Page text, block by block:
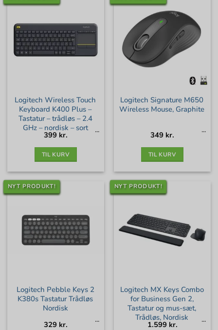
Logitech Wireless Touch
Keyboard K400 Plus –
Tastatur – trådløs – 2.4
GHz – nordisk – sort
399 kr.
TIL KURV
Logitech Signature M650
Wireless Mouse, Graphite
349 kr.
TIL KURV
NYT PRODUKT!
Logitech Pebble Keys 2
K380s Tastatur Trådløs
Nordisk
329 kr.
NYT PRODUKT!
Logitech MX Keys Combo
for Business Gen 2,
Tastatur og mus-sæt,
Trådløs, Nordisk
1.599 kr.